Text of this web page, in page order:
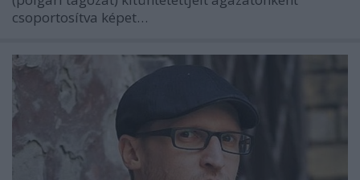
csoportosítva képet…